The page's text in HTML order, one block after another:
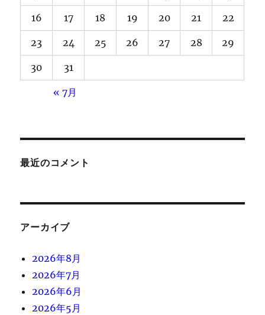
16 17 18 19 20 21 22
23 24 25 26 27 28 29
30 31
« 7月
最近のコメント
アーカイブ
2026年8月
2026年7月
2026年6月
2026年5月